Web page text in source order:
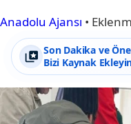
Anadolu Ajansı •
Son Dakika ve
Bizi Kaynak